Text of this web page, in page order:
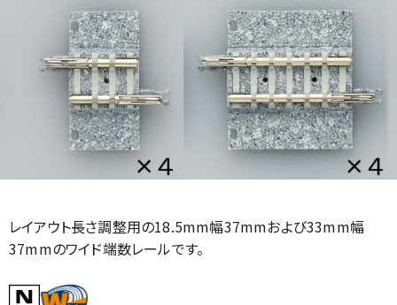
レイアウト長さ調整用の18.5mm幅37mmおよび33mm幅
37mmのワイド端数レールです。